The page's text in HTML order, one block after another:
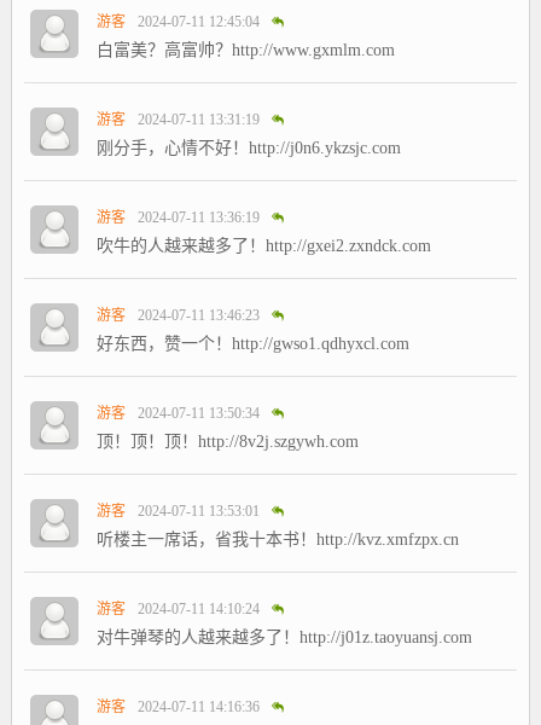
游客 2024-07-11 12:45:04
白富美？高富帅？http://www.gxmlm.com
游客 2024-07-11 13:31:19
刚分手，心情不好！http://j0n6.ykzsjc.com
游客 2024-07-11 13:36:19
吹牛的人越来越多了！http://gxei2.zxndck.com
游客 2024-07-11 13:46:23
好东西，赞一个！http://gwso1.qdhyxcl.com
游客 2024-07-11 13:50:34
顶！顶！顶！http://8v2j.szgywh.com
游客 2024-07-11 13:53:01
听楼主一席话，省我十本书！http://kvz.xmfzpx.cn
游客 2024-07-11 14:10:24
对牛弹琴的人越来越多了！http://j01z.taoyuansj.com
游客 2024-07-11 14:16:36